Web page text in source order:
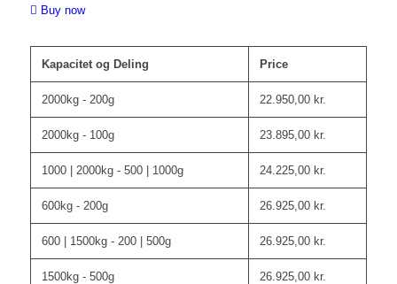
Buy now
Kapacitet og Deling Price
2000kg - 200g 22.950,00 kr.
2000kg - 100g 23.895,00 kr.
1000 | 2000kg - 500 | 1000g 24.225,00 kr.
600kg - 200g 26.925,00 kr.
600 | 1500kg - 200 | 500g 26.925,00 kr.
1500kg - 500g 26.925,00 kr.